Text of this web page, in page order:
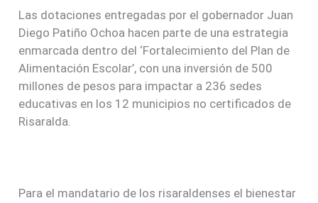
Las dotaciones entregadas por el gobernador Juan
Diego Patiño Ochoa hacen parte de una estrategia
enmarcada dentro del ‘Fortalecimiento del Plan de
Alimentación Escolar’, con una inversión de 500
millones de pesos para impactar a 236 sedes
educativas en los 12 municipios no certificados de
Risaralda.
Para el mandatario de los risaraldenses el bienestar